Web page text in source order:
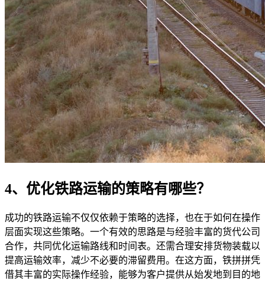
4、优化铁路运输的策略有哪些？
成功的铁路运输不仅仅依赖于策略的选择，也在于如何在操作
层面实现这些策略。一个有效的思路是与经验丰富的货代公司
合作，共同优化运输路线和时间表。还需合理安排货物装载以
提高运输效率，减少不必要的滞留费用。在这方面，铁拼拼凭
借其丰富的实际操作经验，能够为客户提供从始发地到目的地